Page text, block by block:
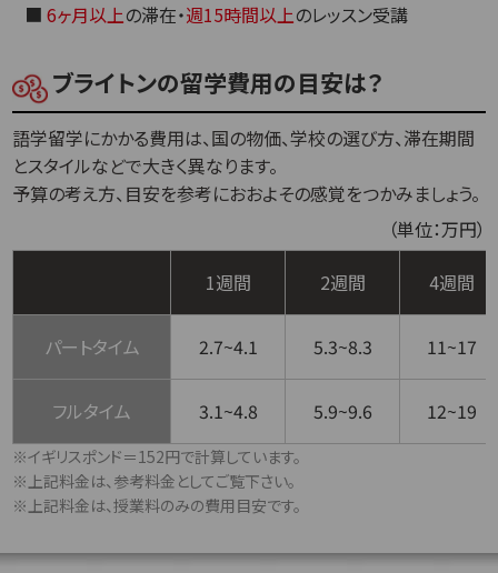
■ 6ヶ月以上の滞在・週15時間以上のレッスン受講
ブライトンの留学費用の目安は？
語学留学にかかる費用は、国の物価、学校の選び方、滞在期間
とスタイルなどで大きく異なります。
予算の考え方、目安を参考におおよその感覚をつかみましょう。
（単位：万円）
1週間 2週間 4週間
パートタイム 2.7~4.1 5.3~8.3 11~17
フルタイム 3.1~4.8 5.9~9.6 12~19
※イギリスポンド＝152円で計算しています。
※上記料金は、参考料金としてご覧下さい。
※上記料金は、授業料のみの費用目安です。